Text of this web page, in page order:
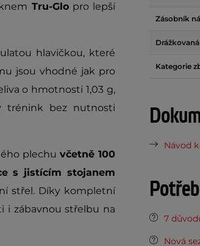
Tru-Glopro lepší
hlavičkou, které
jsou vhodné jak pro
o hmotnosti 1,03 g,
trénink bez nutnosti
plechu včetně 100
s jistícím stojanem
střel. Díky kompletní
i zábavnou střelbu na
Zásobník
Kategorie
Návod
7
Nová